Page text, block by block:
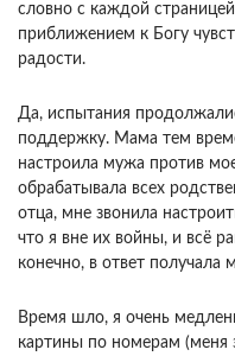
словно с каждой
приближением к Богу
радости.
Да, испытания
поддержку. Мама тем
настроила мужа против
обрабатывала всех
отца, мне звонила
что я вне их войны, и всё
конечно, в ответ получала
Время шло, я очень
картины по номерам (меня